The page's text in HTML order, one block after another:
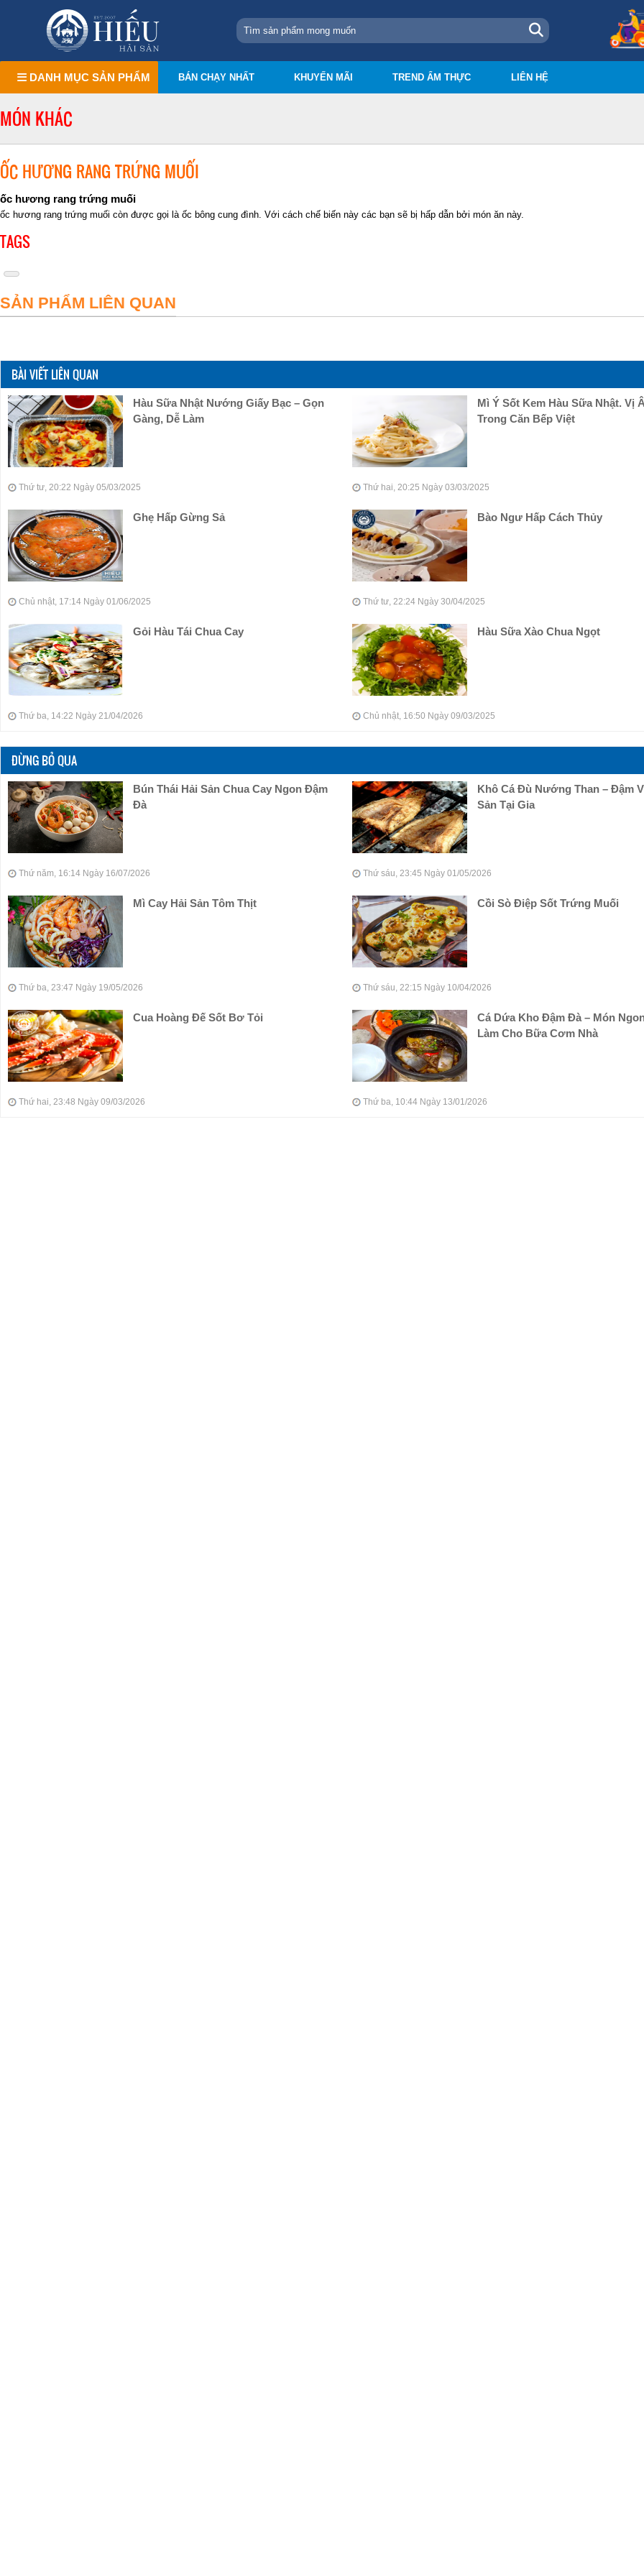
DANH MỤC SẢN PHẨM BÁN CHẠY NHẤT KHUYẾN MÃI TREND ẨM THỰC LIÊN HỆ
MÓN KHÁC
ỐC HƯƠNG RANG TRỨNG MUỐI
ốc hương rang trứng muối
ốc hương rang trứng muối còn được gọi là ốc bông cung đình. Với cách chế biến này các bạn sẽ bị hấp dẫn bởi món ăn này.
TAGS
SẢN PHẨM LIÊN QUAN
BÀI VIẾT LIÊN QUAN
Hàu Sữa Nhật Nướng Giấy Bạc – Gọn
Gàng, Dễ Làm
Thứ tư, 20:22 Ngày 05/03/2025
Mì Ý Sốt Kem Hàu Sữa Nhật. Vị
Trong Căn Bếp Việt
Thứ hai, 20:25 Ngày 03/03/2025
Ghẹ Hấp Gừng Sả
Chủ nhật, 17:14 Ngày 01/06/2025
Bào Ngư Hấp Cách Thủy
Thứ tư, 22:24 Ngày 30/04/2025
Gỏi Hàu Tái Chua Cay
Thứ ba, 14:22 Ngày 21/04/2026
Hàu Sữa Xào Chua Ngọt
Chủ nhật, 16:50 Ngày 09/03/2025
ĐỪNG BỎ QUA
Bún Thái Hải Sản Chua Cay Ngon Đậm
Đà
Thứ năm, 16:14 Ngày 16/07/2026
Khô Cá Đù Nướng Than – Đậm
Sản Tại Gia
Thứ sáu, 23:45 Ngày 01/05/2026
Mì Cay Hải Sản Tôm Thịt
Thứ ba, 23:47 Ngày 19/05/2026
Cồi Sò Điệp Sốt Trứng Muối
Thứ sáu, 22:15 Ngày 10/04/2026
Cua Hoàng Đế Sốt Bơ Tỏi
Thứ hai, 23:48 Ngày 09/03/2026
Cá Dứa Kho Đậm Đà – Món
Làm Cho Bữa Cơm Nhà
Thứ ba, 10:44 Ngày 13/01/2026